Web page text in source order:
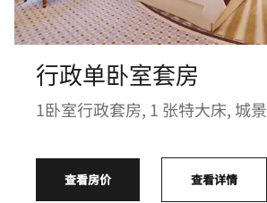
行政单卧室套房
1卧室行政套房, 1 张特大床, 城景
查看房价 查看详情